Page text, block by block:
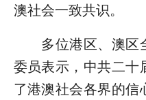
澳社会一致共识。
多位港区、澳区
委员表示，中共二十
了港澳社会各界的信